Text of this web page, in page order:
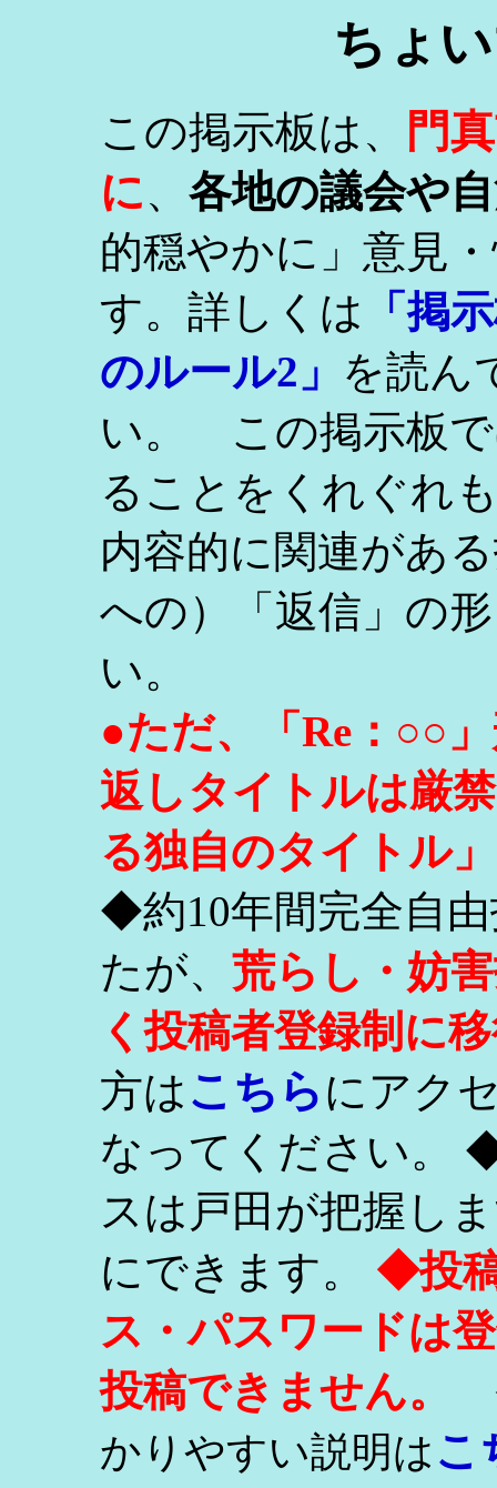
ちょ
この掲示板は、
門
に、 各地の議会や
的穏やかに」意見
す。詳しくは
「掲
のルール2」 を読ん
い。 この掲示板で
ることをくれぐれ
内容的に関連があ
への）「返信」の
い。
●ただ、「Re：○○
返しタイトルは厳
る独自のタイトル
◆約10年間完全自
たが、 荒らし・妨
く投稿者登録制に
方はこちらにアク
なってください。
スは戸田が把握し
にできます。 ◆投
ス・パスワードは
投稿できません。
かりやすい説明はこ